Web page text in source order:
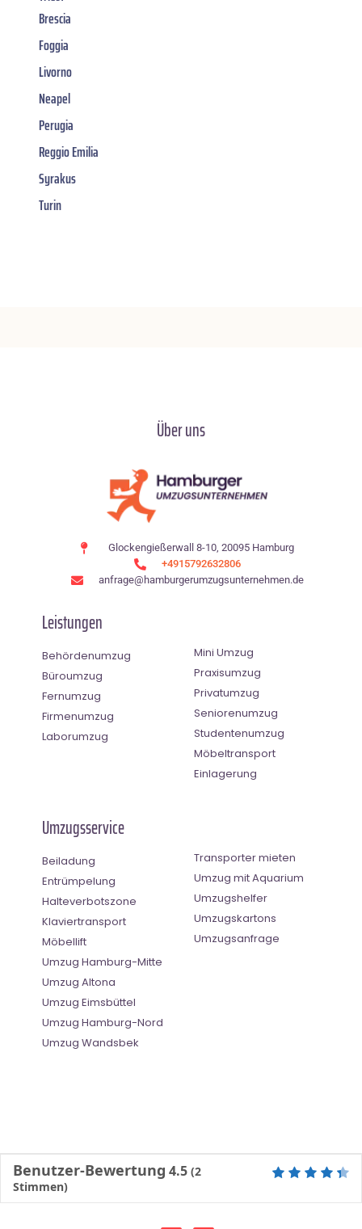
Brescia
Foggia
Livorno
Neapel
Perugia
Reggio Emilia
Syrakus
Turin
Über uns
Glockengießerwall 8-10, 20095 Hamburg
+4915792632806
anfrage@hamburgerumzugsunternehmen.de
Leistungen
Behördenumzug
Büroumzug
Fernumzug
Firmenumzug
Laborumzug
Mini Umzug
Praxisumzug
Privatumzug
Seniorenumzug
Studentenumzug
Möbeltransport
Einlagerung
Umzugsservice
Beiladung
Entrümpelung
Halteverbotszone
Klaviertransport
Möbellift
Umzug Hamburg-Mitte
Umzug Altona
Umzug Eimsbüttel
Umzug Hamburg-Nord
Umzug Wandsbek
Transporter mieten
Umzug mit Aquarium
Umzugshelfer
Umzugskartons
Umzugsanfrage
Benutzer-Bewertung 4.5 (2
Stimmen)